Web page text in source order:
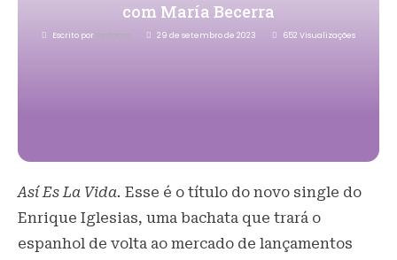
com María Becerra
Escrito por Redacao 29 de setembro de 2023 652 Visualizações
Así Es La Vida. Esse é o título do novo single do
Enrique Iglesias, uma bachata que trará o
espanhol de volta ao mercado de lançamentos